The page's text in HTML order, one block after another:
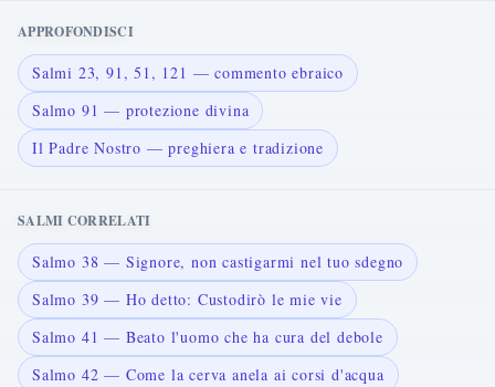
APPROFONDISCI
Salmi 23, 91, 51, 121 — commento ebraico
Salmo 91 — protezione divina
Il Padre Nostro — preghiera e tradizione
SALMI CORRELATI
Salmo 38 — Signore, non castigarmi nel tuo sdegno
Salmo 39 — Ho detto: Custodirò le mie vie
Salmo 41 — Beato l'uomo che ha cura del debole
Salmo 42 — Come la cerva anela ai corsi d'acqua